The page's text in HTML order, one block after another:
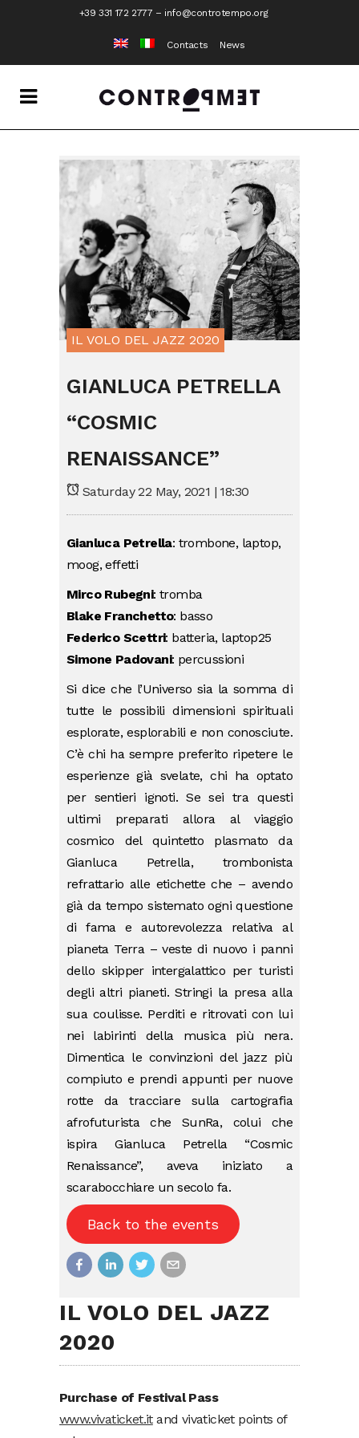
+39 331 172 2777 – info@controtempo.org
Contacts News
IL VOLO DEL JAZZ 2020
GIANLUCA PETRELLA
“COSMIC
RENAISSANCE”
Saturday 22 May, 2021 | 18:30
Gianluca Petrella: trombone, laptop,
moog, effetti
Mirco Rubegni: tromba
Blake Franchetto: basso
Federico Scettri: batteria, laptop25
Simone Padovani: percussioni
Si dice che l’Universo sia la somma di
tutte le possibili dimensioni spirituali
esplorate, esplorabili e non conosciute.
C’è chi ha sempre preferito ripetere le
esperienze già svelate, chi ha optato
per sentieri ignoti. Se sei tra questi
ultimi preparati allora al viaggio
cosmico del quintetto plasmato da
Gianluca Petrella, trombonista
refrattario alle etichette che – avendo
già da tempo sistemato ogni questione
di fama e autorevolezza relativa al
pianeta Terra – veste di nuovo i panni
dello skipper intergalattico per turisti
degli altri pianeti. Stringi la presa alla
sua coulisse. Perditi e ritrovati con lui
nei labirinti della musica più nera.
Dimentica le convinzioni del jazz più
compiuto e prendi appunti per nuove
rotte da tracciare sulla cartografia
afrofuturista che SunRa, colui che
ispira Gianluca Petrella “Cosmic
Renaissance”, aveva iniziato a
scarabocchiare un secolo fa.
Back to the events
IL VOLO DEL JAZZ
2020
Purchase of Festival Pass
www.vivaticket.itand vivaticket points of